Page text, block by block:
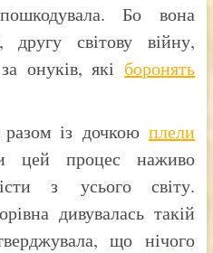
Бо вона
другу світову війну,
онуків, які боронять
разом із дочкоюплели
цей процес наживо
з усього світу.
дивувалась такій
що нічого